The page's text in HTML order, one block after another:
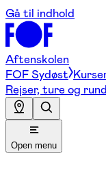
Gå til indhold
Aftenskolen
FOF Sydøst
Rejser, ture og
Open menu